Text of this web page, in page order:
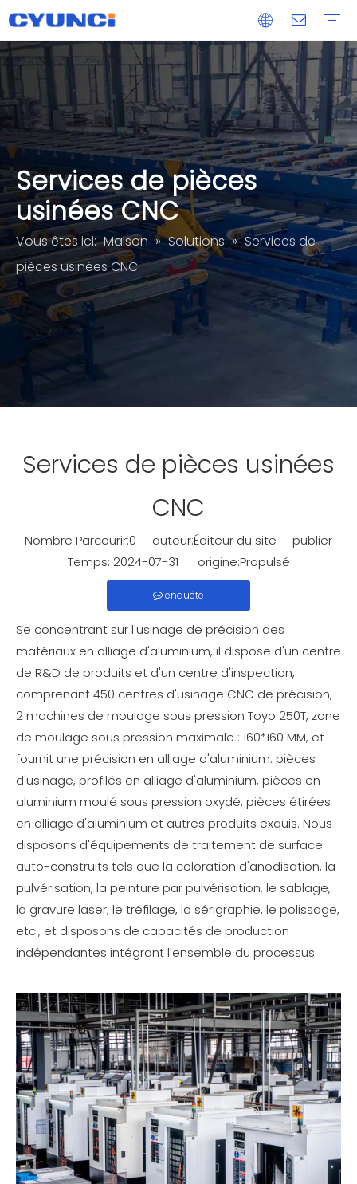
Services de pièces
usinées CNC
Vous êtes ici: Maison » Solutions » Services de
pièces usinées CNC
Services de pièces usinées
CNC
Nombre Parcourir:0 auteur:Éditeur du site publier
Temps: 2024-07-31 origine:Propulsé
enquête
Se concentrant sur l'usinage de précision des
matériaux en alliage d'aluminium, il dispose d'un centre
de R&D de produits et d'un centre d'inspection,
comprenant 450 centres d'usinage CNC de précision,
2 machines de moulage sous pression Toyo 250T, zone
de moulage sous pression maximale : 160*160 MM, et
fournit une précision en alliage d'aluminium. pièces
d'usinage, profilés en alliage d'aluminium, pièces en
aluminium moulé sous pression oxydé, pièces étirées
en alliage d'aluminium et autres produits exquis. Nous
disposons d'équipements de traitement de surface
auto-construits tels que la coloration d'anodisation, la
pulvérisation, la peinture par pulvérisation, le sablage,
la gravure laser, le tréfilage, la sérigraphie, le polissage,
etc., et disposons de capacités de production
indépendantes intégrant l'ensemble du processus.